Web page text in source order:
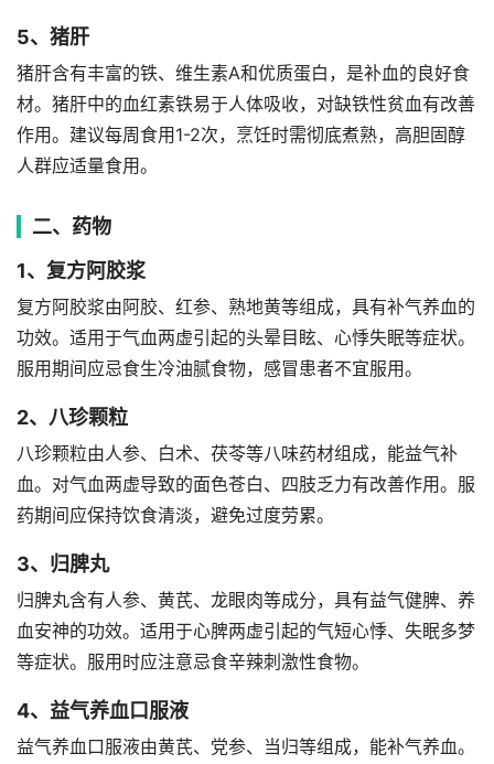
5、猪肝
猪肝含有丰富的铁、维生素A和优质蛋白，是补血的良好食
材。猪肝中的血红素铁易于人体吸收，对缺铁性贫血有改善
作用。建议每周食用1-2次，烹饪时需彻底煮熟，高胆固醇
人群应适量食用。
二、药物
1、复方阿胶浆
复方阿胶浆由阿胶、红参、熟地黄等组成，具有补气养血的
功效。适用于气血两虚引起的头晕目眩、心悸失眠等症状。
服用期间应忌食生冷油腻食物，感冒患者不宜服用。
2、八珍颗粒
八珍颗粒由人参、白术、茯苓等八味药材组成，能益气补
血。对气血两虚导致的面色苍白、四肢乏力有改善作用。服
药期间应保持饮食清淡，避免过度劳累。
3、归脾丸
归脾丸含有人参、黄芪、龙眼肉等成分，具有益气健脾、养
血安神的功效。适用于心脾两虚引起的气短心悸、失眠多梦
等症状。服用时应注意忌食辛辣刺激性食物。
4、益气养血口服液
益气养血口服液由黄芪、党参、当归等组成，能补气养血。